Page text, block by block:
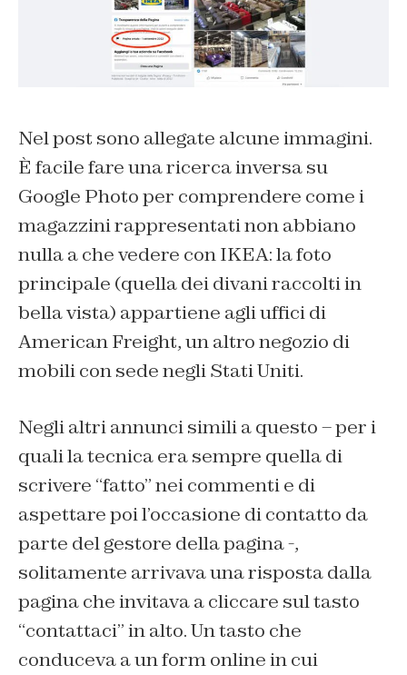
Nel post sono allegate alcune immagini.
È facile fare una ricerca inversa su
Google Photo per comprendere come i
magazzini rappresentati non abbiano
nulla a che vedere con IKEA: la foto
principale (quella dei divani raccolti in
bella vista) appartiene agli uffici di
American Freight, un altro negozio di
mobili con sede negli Stati Uniti.
Negli altri annunci simili a questo – per i
quali la tecnica era sempre quella di
scrivere “fatto” nei commenti e di
aspettare poi l’occasione di contatto da
parte del gestore della pagina -,
solitamente arrivava una risposta dalla
pagina che invitava a cliccare sul tasto
“contattaci” in alto. Un tasto che
conduceva a un form online in cui